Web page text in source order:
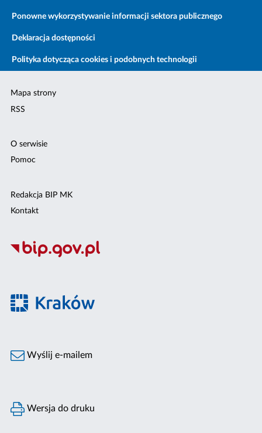
Ponowne wykorzystywanie informacji sektora publicznego
Deklaracja dostępności
Polityka dotycząca cookies i podobnych technologii
Mapa strony
RSS
O serwisie
Pomoc
Redakcja BIP MK
Kontakt
Wyślij e-mailem
Wersja do druku